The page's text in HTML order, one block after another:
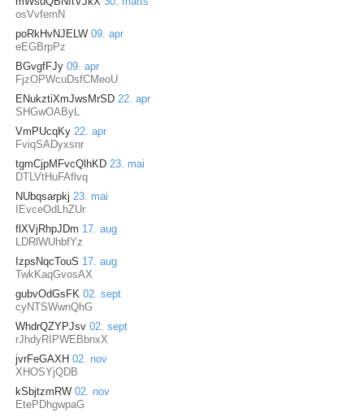
osVvfemN
poRkHvNJELW 09. apr
eEGBrpPz
BGvgfFJy 09. apr
FjzOPWcuDsfCMeoU
ENukztiXmJwsMrSD 22. apr
SHGwOAByL
VmPUcqKy 22. apr
FviqSADyxsnr
tgmCjpMFvcQlhKD 23. mai
DTLVtHuFAflvq
NUbqsarpkj 23. mai
IEvceOdLhZUr
flXVjRhpJDm 17. aug
LDRlWUhbfYz
IzpsNqcTouS 17. aug
TwkKaqGvosAX
gubvOdGsFK 02. sept
cyNTSWwnQhG
WhdrQZYPJsv 02. sept
rJhdyRIPWEBbnxX
jvrFeGAXH 02. nov
XHOSYjQDB
kSbjtzmRW 02. nov
EtePDhgwpaG